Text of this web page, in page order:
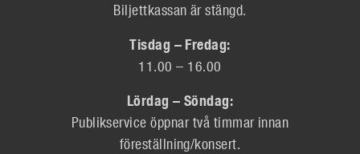
Biljettkassan är stängd.
Tisdag – Fredag:
11.00 – 16.00
Lördag – Söndag:
Publikservice öppnar två timmar innan
föreställning/konsert.